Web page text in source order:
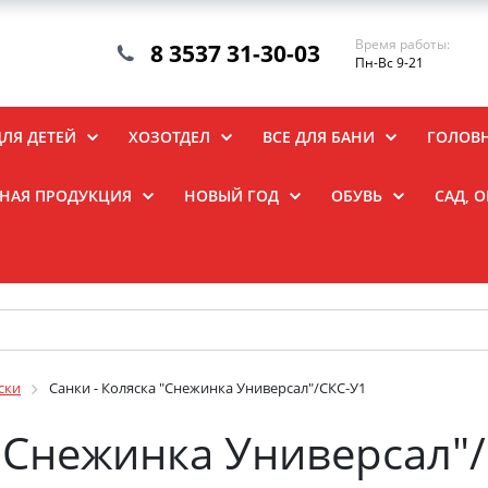
8 3537 31-30-03
Время работы:
Пн-Вс 9-21
ДЕТЕЙ ХОЗОТДЕЛ ВСЕ ДЛЯ БАНИ
ПРОДУКЦИЯ НОВЫЙ ГОД ОБУВЬ САД,
Санки - Коляска "Снежинка Универсал"/СКС-У1